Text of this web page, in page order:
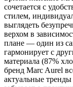
сочетается с
стилем,
выглядеть
верхом в
плане — один из
гармонирует с
материала (87%
бренд Marc Aurel
актуальные